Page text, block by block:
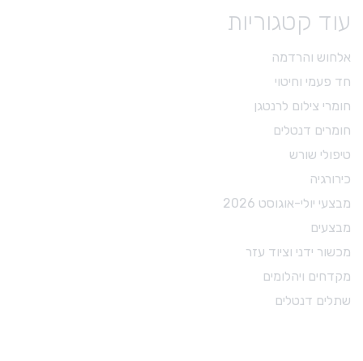
עוד קטגוריות
אלחוש והרדמה
חד פעמי וחיטוי
חומרי צילום לרנטגן
חומרים דנטלים
טיפולי שורש
כירורגיה
מבצעי יולי-אוגוסט 2026
מבצעים
מכשור ידני וציוד עזר
מקדחים ויהלומים
שתלים דנטלים